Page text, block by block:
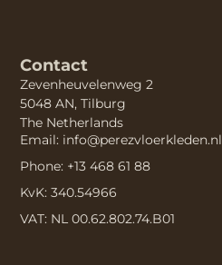
Contact
Zevenheuvelenweg 2
5048 AN, Tilburg
The Netherlands
Email: info@perezvloerkleden.nl
Phone: +13 468 61 88
KvK: 340.54966
VAT: NL 00.62.802.74.B01